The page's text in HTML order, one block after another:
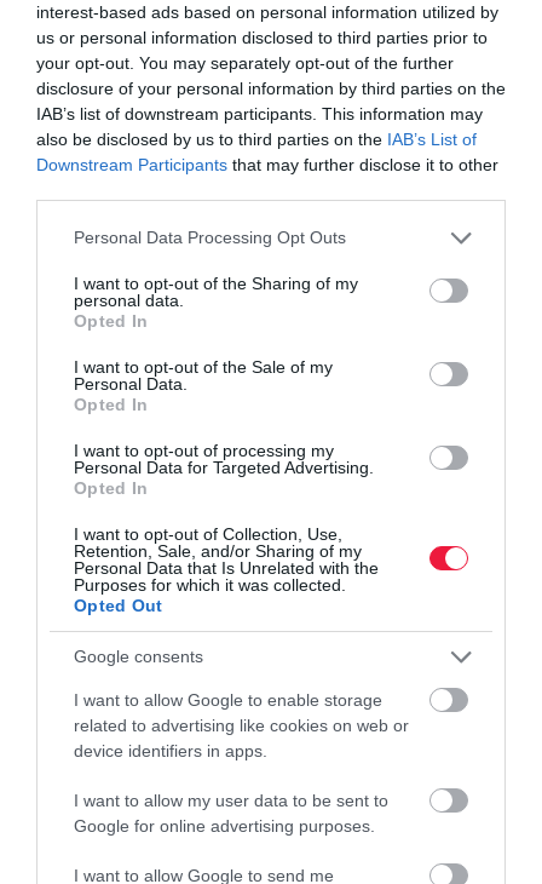
interest-based ads based on personal information utilized by
us or personal information disclosed to third parties prior to
your opt-out. You may separately opt-out of the further
disclosure of your personal information by third parties on the
IAB’s list of downstream participants. This information may
also be disclosed by us to third parties on the IAB’s List of
Downstream Participants that may further disclose it to other
Please note that this website/app uses one or more Google
not limited to your visit or usage behaviour. You may click to
grant or deny consent to Google and its third-party tags to
use your data for below specified purposes in below Google
consent section.
Personal Data Processing Opt Outs
I want to opt-out of the Sharing of my
personal data.
Opted In
I want to opt-out of the Sale of my
Personal Data.
Opted In
I want to opt-out of processing my
Personal Data for Targeted Advertising.
Opted In
I want to opt-out of Collection, Use,
Retention, Sale, and/or Sharing of my
Personal Data that Is Unrelated with the
Purposes for which it was collected.
Opted Out
Google consents
I want to allow Google to enable storage
related to advertising like cookies on web or
device identifiers in apps.
I want to allow my user data to be sent to
Google for online advertising purposes.
I want to allow Google to send me
Nem csökken a Lego-láz és új építőkockák jönnek
A Lego azt tervezi, hogy 2026-ra a kockáiban lévő műanyag felét
megújuló vagy újrahasznosított anyagokból állítja elő fosszilis
forrásokból származók helyett, hogy játékai
környezetbarátabbak…